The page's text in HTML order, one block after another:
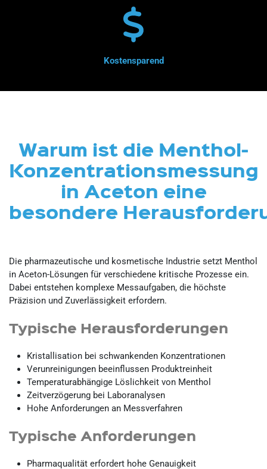
Kostensparend
Warum ist die Menthol-
Konzentrationsmessung
in Aceton eine
besondere
Die pharmazeutische und kosmetische Industrie setzt Menthol
in Aceton-Lösungen für verschiedene kritische Prozesse ein.
Dabei entstehen komplexe Messaufgaben, die höchste
Präzision und Zuverlässigkeit erfordern.
Typische Herausforderungen
Kristallisation bei schwankenden Konzentrationen
Verunreinigungen beeinflussen Produktreinheit
Temperaturabhängige Löslichkeit von Menthol
Zeitverzögerung bei Laboranalysen
Hohe Anforderungen an Messverfahren
Typische Anforderungen
Pharmaqualität erfordert hohe Genauigkeit